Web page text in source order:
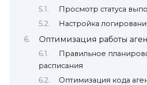
Просмотр статуса
Настройка
Оптимизация работы
Правильное
расписания
Оптимизация кода